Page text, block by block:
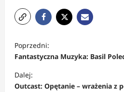
o
b
a
Poprzedni:
Fantastyczna Muzyka: Basil
Dalej:
Outcast: Opętanie – wrażenia z